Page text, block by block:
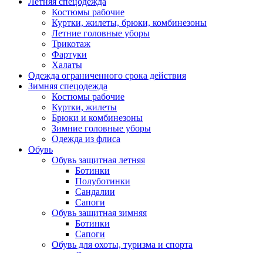
Костюмы рабочие
Куртки, жилеты, брюки, комбинезоны
Летние головные уборы
Трикотаж
Фартуки
Халаты
Одежда ограниченного срока действия
Зимняя спецодежда
Костюмы рабочие
Куртки, жилеты
Брюки и комбинезоны
Зимние головные уборы
Одежда из флиса
Обувь
Обувь защитная летняя
Ботинки
Полуботинки
Сандалии
Сапоги
Обувь защитная зимняя
Ботинки
Сапоги
Обувь для охоты, туризма и спорта